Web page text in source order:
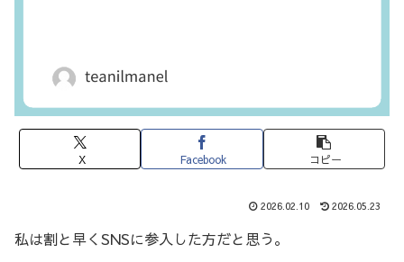
X Facebook コピー
2026.02.10 2026.05.23
私は割と早くSNSに参入した方だと思う。